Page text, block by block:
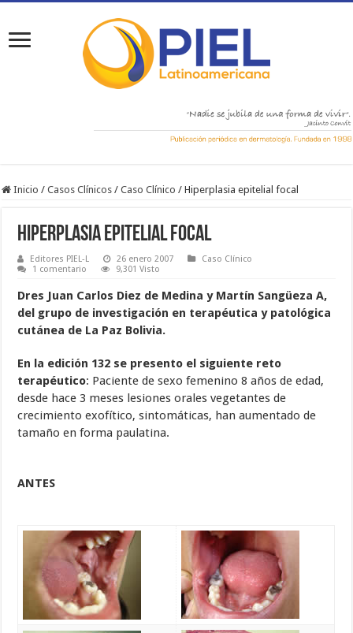
Inicio / Casos Clínicos / Caso Clínico / Hiperplasia epitelial focal
Hiperplasia epitelial focal
Editores PIEL-L 26 enero 2007
Caso Clínico
1 comentario
9,301 Visto
Dres Juan Carlos Diez de Medina y Martín Sangüeza A,
del grupo de investigación en terapéutica y patológica
cutánea de La Paz Bolivia.
En la edición 132 se presento el siguiente reto
terapéutico: Paciente de sexo femenino 8 años de edad,
desde hace 3 meses lesiones orales vegetantes de
crecimiento exofítico, sintomáticas, han aumentado de
tamaño en forma paulatina.
ANTES